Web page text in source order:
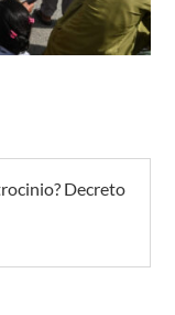
Decreto